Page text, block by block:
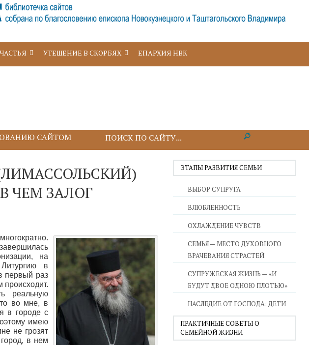
УТЕШЕНИЕ В СКОРБЯХ ЕПАРХИЯ НВК
САЙТОМ
ЧЕМ ЗАЛОГ
на
в
первый раз
происходит.
реальную
то во мне, в
в городе с
имею
не грозят
в нем
ЭТАПЫ РАЗВИТИЯ СЕМЬИ
ВЫБОР СУПРУГА
ВЛЮБЛЕННОСТЬ
ОХЛАЖДЕНИЕ ЧУВСТВ
СЕМЬЯ — МЕСТО ДУХОВНОГО
ВРАЧЕВАНИЯ СТРАСТЕЙ
СУПРУЖЕСКАЯ ЖИЗНЬ — «И
БУДУТ ДВОЕ ОДНОЮ ПЛОТЬЮ»
НАСЛЕДИЕ ОТ ГОСПОДА: ДЕТИ
ПРАКТИЧНЫЕ СОВЕТЫ О
СЕМЕЙНОЙ ЖИЗНИ